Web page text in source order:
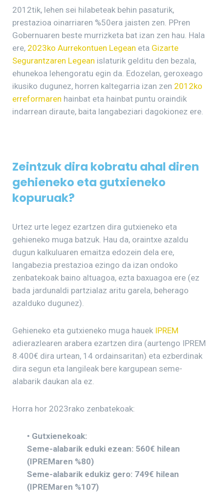
2012tik, lehen sei hilabeteak behin pasaturik,
prestazioa oinarriaren %50era jaisten zen. PPren
Gobernuaren beste murrizketa bat izan zen hau. Hala
ere, 2023ko Aurrekontuen Legean eta Gizarte
Segurantzaren Legean islaturik gelditu den bezala,
ehunekoa lehengoratu egin da. Edozelan, geroxeago
ikusiko dugunez, horren kaltegarria izan zen 2012ko
erreformaren hainbat eta hainbat puntu oraindik
indarrean diraute, baita langabeziari dagokionez ere.
Zeintzuk dira kobratu ahal diren
gehieneko eta gutxieneko
kopuruak?
Urtez urte legez ezartzen dira gutxieneko eta
gehieneko muga batzuk. Hau da, oraintxe azaldu
dugun kalkuluaren emaitza edozein dela ere,
langabezia prestazioa ezingo da izan ondoko
zenbatekoak baino altuagoa, ezta baxuagoa ere (ez
bada jardunaldi partzialaz aritu garela, beherago
azalduko dugunez).
Gehieneko eta gutxieneko muga hauek IPREM
adierazlearen arabera ezartzen dira (aurtengo IPREM
8.400€ dira urtean, 14 ordainsaritan) eta ezberdinak
dira segun eta langileak bere kargupean seme-
alabarik daukan ala ez.
Horra hor 2023rako zenbatekoak:
• Gutxienekoak:
Seme-alabarik eduki ezean: 560€ hilean
(IPREMaren %80)
Seme-alabarik edukiz gero: 749€ hilean
(IPREMaren %107)